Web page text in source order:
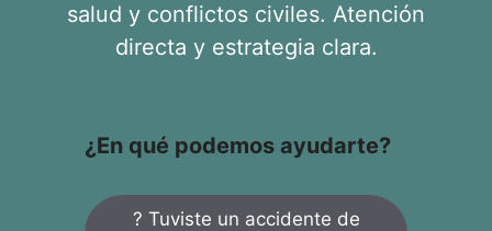
salud y conflictos civiles. Atención
directa y estrategia clara.
¿En qué podemos ayudarte?
? Tuviste un accidente de